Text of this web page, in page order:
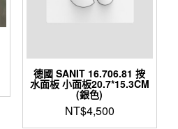
德國 SANIT 16.706.81 按
水面板 小面板20.7*15.3CM
(銀色)
NT$4,500